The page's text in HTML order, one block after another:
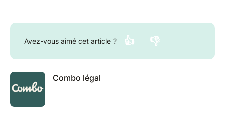
Avez-vous aimé cet article ? 👍 👎
Combo légal